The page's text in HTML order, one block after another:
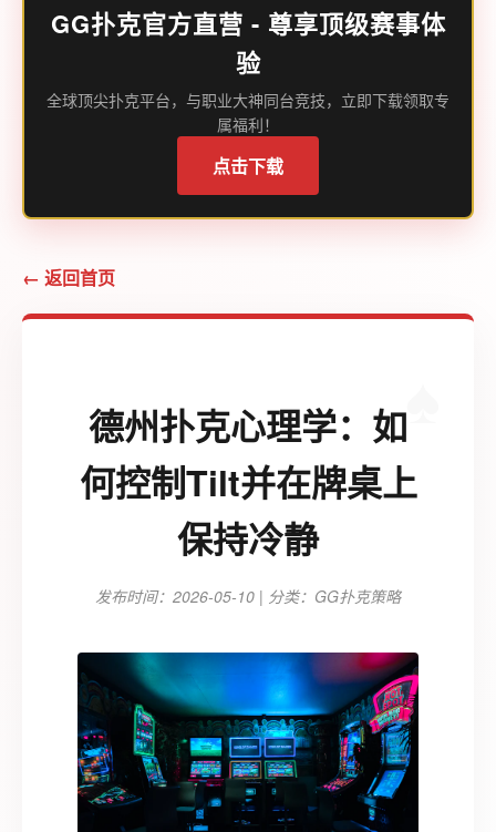
GG扑克官方直营 - 尊享顶级赛事体
验
全球顶尖扑克平台，与职业大神同台竞技，立即下载领取专
属福利！
点击下载
← 返回首页
德州扑克心理学：如
何控制Tilt并在牌桌上
保持冷静
发布时间：2026-05-10 | 分类：GG扑克策略